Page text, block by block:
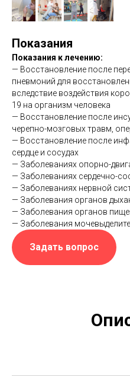
Показания
Показания к лечению:
— Восстановление после
пневмоний для
вследствие воздействия
19 на организм человека
— Восстановление после
черепно-мозговых травм,
— Восстановление после
сердце и сосудах
— Заболеваниях опорно-
— Заболеваниях сердечно-
— Заболеваниях нервной
— Заболевания органов
— Заболевания органов
— Заболевания
Задать вопрос